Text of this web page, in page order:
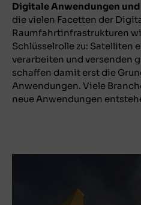
Digitale Anwendungen
die vielen Facetten der
Raumfahrtinfrastrukturen
Schlüsselrolle zu: Satelliten
verarbeiten und versenden
schaffen damit erst die
Anwendungen. Viele
neue Anwendungen